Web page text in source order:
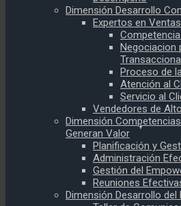
Dimensión Desarrollo
Expertos en
Negociacion
Proceso de
Atención al
Servicio al
Vendedores de
Dimensión
Generan Valor
Planificación y
Administración
Gestión del
Reuniones
Dimensión Desarrollo del